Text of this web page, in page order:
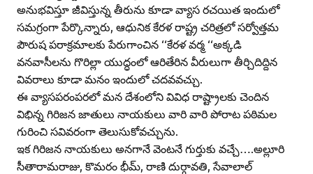
అనుభవిస్తూ జీవిస్తున్న తీరును కూడా వ్యాస రచయిత ఇందులో
సమగ్రంగా పేర్కొన్నారు, ఆధునిక కేరళ రాష్ట్ర చరిత్రలో సర్వోత్తమ
పౌరుష పరాక్రమాలకు పేరుగాంచిన ‘‘కేరళ వర్మ ‘‘అక్కడి
వనవాసీలను గొరిల్లా యుద్ధంలో ఆరితేరిన వీరులుగా తీర్చిదిద్దిన
వివరాలు కూడా మనం ఇందులో చదవవచ్చు.
ఈ వ్యాసపరంపరలో మన దేశంలోని వివిధ రాష్ట్రాలకు చెందిన
విభిన్న గిరిజన జాతులు నాయకులు వారి వారి పోరాట పఠిమల
గురించి సవివరంగా తెలుసుకోవచ్చును.
ఇక గిరిజన నాయకులు అనగానే వెంటనే గుర్తుకు వచ్చే….అల్లూరి
సీతారామరాజు, కొమరం భీమ్‌, రాణి దుర్గావతి, సేవాలాల్‌